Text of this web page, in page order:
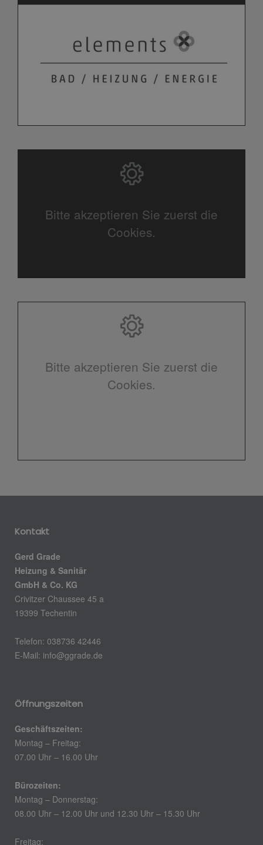
Bitte akzeptieren Sie zuerst die
Cookies.
Bitte akzeptieren Sie zuerst die
Cookies.
Kontakt
Gerd Grade
Heizung & Sanitär
GmbH & Co. KG
Crivitzer Chaussee 45 a
19399 Techentin
Telefon: 038736 42446
E-Mail: info@ggrade.de
Öffnungszeiten
Geschäftszeiten:
Montag – Freitag:
07.00 Uhr – 16.00 Uhr
Bürozeiten:
Montag – Donnerstag:
08.00 Uhr – 12.00 Uhr und 12.30 Uhr – 15.30 Uhr
Freitag: